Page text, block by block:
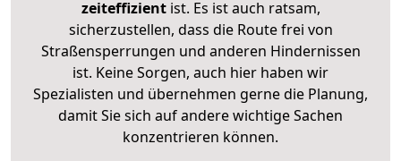
zeiteffizientist. Es ist auch ratsam,
sicherzustellen, dass die Route frei von
Straßensperrungen und anderen Hindernissen
ist. Keine Sorgen, auch hier haben wir
Spezialisten und übernehmen gerne die Planung,
damit Sie sich auf andere wichtige Sachen
konzentrieren können.